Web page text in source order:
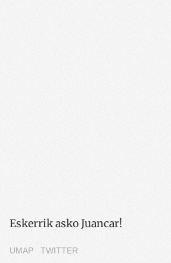
Eskerrik asko Juancar!
UMAP TWITTER